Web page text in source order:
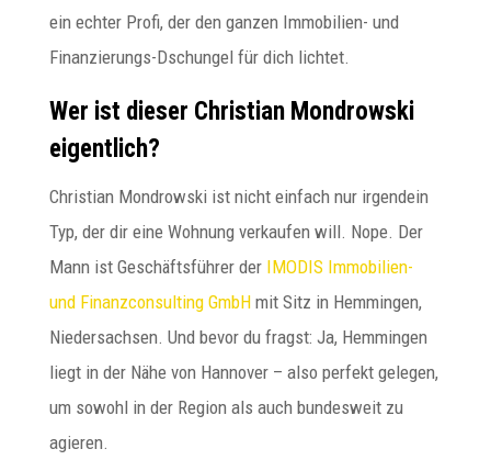
ein echter Profi, der den ganzen Immobilien- und
Finanzierungs-Dschungel für dich lichtet.
Wer ist dieser Christian Mondrowski
eigentlich?
Christian Mondrowski ist nicht einfach nur irgendein
Typ, der dir eine Wohnung verkaufen will. Nope. Der
Mann ist Geschäftsführer der IMODIS Immobilien-
und Finanzconsulting GmbHmit Sitz in Hemmingen,
Niedersachsen. Und bevor du fragst: Ja, Hemmingen
liegt in der Nähe von Hannover – also perfekt gelegen,
um sowohl in der Region als auch bundesweit zu
agieren.